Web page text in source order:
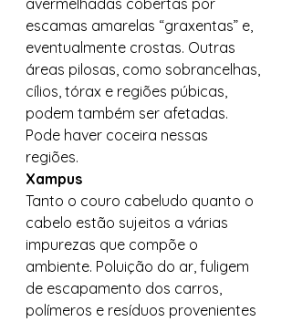
avermelhadas cobertas por
escamas amarelas “graxentas” e,
eventualmente crostas. Outras
áreas pilosas, como sobrancelhas,
cílios, tórax e regiões púbicas,
podem também ser afetadas.
Pode haver coceira nessas
regiões.
Xampus
Tanto o couro cabeludo quanto o
cabelo estão sujeitos a várias
impurezas que compõe o
ambiente. Poluição do ar, fuligem
de escapamento dos carros,
polímeros e resíduos provenientes